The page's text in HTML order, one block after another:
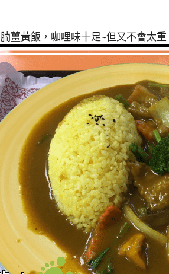
薑黃飯，咖哩味十足~但又不會太重